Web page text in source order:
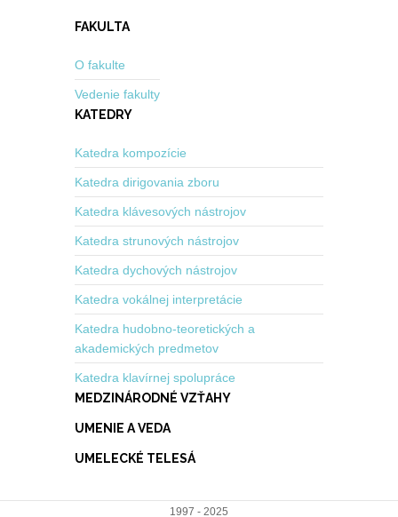
FAKULTA
O fakulte
Vedenie fakulty
KATEDRY
Katedra kompozície
Katedra dirigovania zboru
Katedra klávesových nástrojov
Katedra strunových nástrojov
Katedra dychových nástrojov
Katedra vokálnej interpretácie
Katedra hudobno-teoretických a
akademických predmetov
Katedra klavírnej spolupráce
MEDZINÁRODNÉ VZŤAHY
UMENIE A VEDA
UMELECKÉ TELESÁ
1997 - 2025